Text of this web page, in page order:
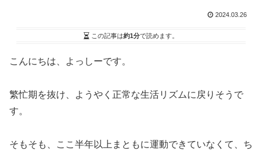
2024.03.26
この記事は約1分で読めます。
こんにちは、よっしーです。
繁忙期を抜け、ようやく正常な生活リズムに戻りそうで
す。
そもそも、ここ半年以上まともに運動できていなくて、ち